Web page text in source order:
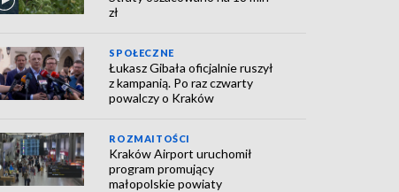
zł
SPOŁECZNE
Łukasz Gibała oficjalnie ruszył
z kampanią. Po raz czwarty
powalczy o Kraków
ROZMAITOŚCI
Kraków Airport uruchomił
program promujący
małopolskie powiaty